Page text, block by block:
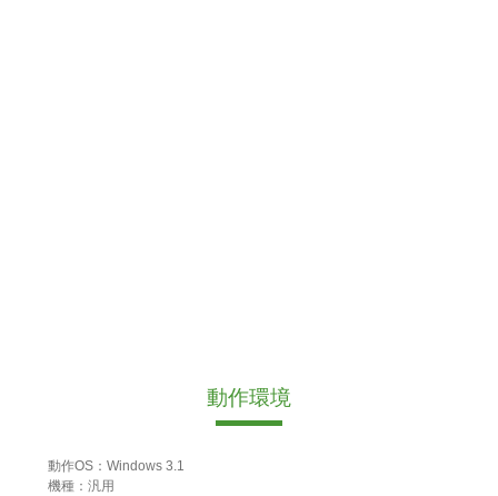
動作環境
動作OS：Windows 3.1
機種：汎用